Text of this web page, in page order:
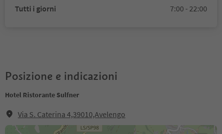
Tutti i giorni 7:00 - 22:00
Posizione e indicazioni
Hotel Ristorante Sulfner
Via S. Caterina 4,39010,Avelengo